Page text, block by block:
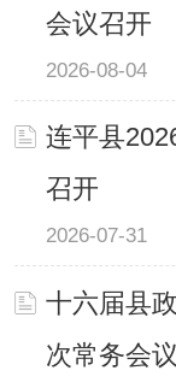
会议召开
2026-08-04
连平县
召开
2026-07-31
十六届县
次常务会